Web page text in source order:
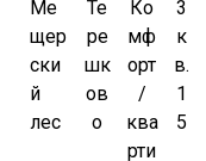
Ме
щер
ски
й
лес
Те
ре
шк
ов
о
Ко
мф
орт
/
ква
рти
3
к
в.
1
5